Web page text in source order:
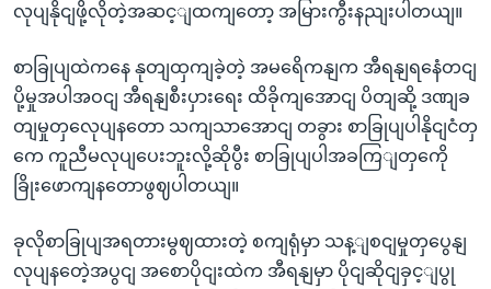
လုပျနိုငျဖို့လိုတဲ့အဆင့ျထကျတော့ အမြားကွီးနညျးပါတယျ။
စာခြုပျထဲကနေ နုတျထှကျခဲ့တဲ့ အမရေိကနျက အီရနျရနေံတငျ
ပို့မှုအပါအဝငျ အီရနျစီးပှားရေး ထိခိုကျအောငျ ပိတျဆို့ ဒဏျခ
တျမှုတှလေုပျနတော သကျသာအောငျ တခွား စာခြုပျပါနိုငျငံတှ
ကေ ကူညီမလုပျပေးဘူးလို့ဆိုပွီး စာခြုပျပါအခကြျတှကေို
ခြိုးဖောကျနတောဖွဈပါတယျ။
ခုလိုစာခြုပျအရတားမွဈထားတဲ့ စကျရုံမှာ သန့ျစငျမှုတှပွေနျ
လုပျနတေဲ့အပွငျ အစောပိုငျးထဲက အီရနျမှာ ပိုငျဆိုငျခှင့ျပွု